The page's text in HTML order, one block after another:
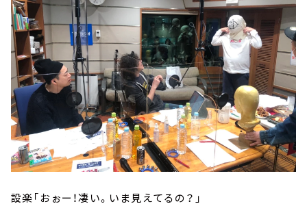
設楽「おぉー！凄い。いま見えてるの？」